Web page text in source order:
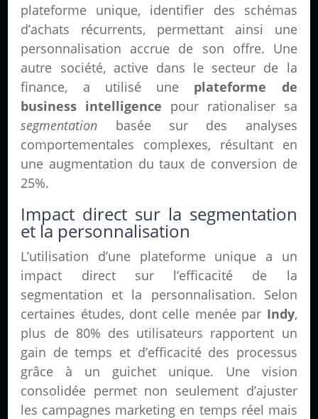
plateforme unique, identifier des schémas
d’achats récurrents, permettant ainsi une
personnalisation accrue de son offre. Une
autre société, active dans le secteur de la
finance, a utilisé une plateforme de
business intelligence pour rationaliser sa
segmentation basée sur des analyses
comportementales complexes, résultant en
une augmentation du taux de conversion de
25%.
Impact direct sur la segmentation
et la personnalisation
L’utilisation d’une plateforme unique a un
impact direct sur l’efficacité de la
segmentation et la personnalisation. Selon
certaines études, dont celle menée par Indy,
plus de 80% des utilisateurs rapportent un
gain de temps et d’efficacité des processus
grâce à un guichet unique. Une vision
consolidée permet non seulement d’ajuster
les campagnes marketing en temps réel mais